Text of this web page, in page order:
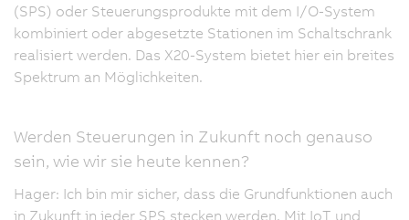
(SPS) oder Steuerungsprodukte mit dem I/O-System
kombiniert oder abgesetzte Stationen im Schaltschrank
realisiert werden. Das X20-System bietet hier ein breites
Spektrum an Möglichkeiten.
Werden Steuerungen in Zukunft noch genauso
sein, wie wir sie heute kennen?
Hager: Ich bin mir sicher, dass die Grundfunktionen auch
in Zukunft in jeder SPS stecken werden. Mit IoT und